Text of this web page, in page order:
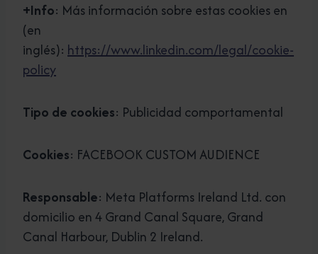
+Info: Más información sobre estas cookies en
(en
inglés): https://www.linkedin.com/legal/cookie-
policy
Tipo de cookies: Publicidad comportamental
Cookies: FACEBOOK CUSTOM AUDIENCE
Responsable: Meta Platforms Ireland Ltd. con
domicilio en 4 Grand Canal Square, Grand
Canal Harbour, Dublin 2 Ireland.